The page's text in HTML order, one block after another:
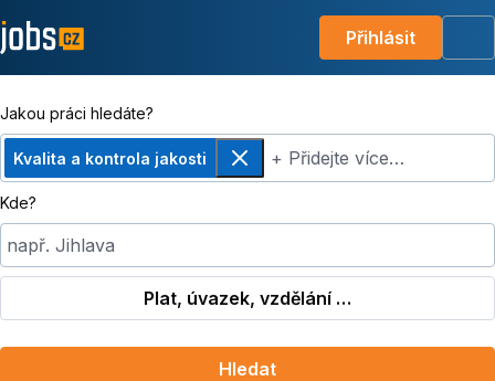
Přihlásit
Jakou práci hledáte?
Kvalita a kontrola jakosti
Odebrat+ Přidejte více…
Kde?
např. Jihlava
Plat, úvazek, vzdělání …
Hledat